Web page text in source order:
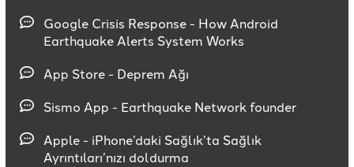
Google Crisis Response - How Android
Earthquake Alerts System Works
App Store - Deprem Ağı
Sismo App - Earthquake Network founder
Apple - iPhone’daki Sağlık’ta Sağlık
Ayrıntıları’nızı doldurma